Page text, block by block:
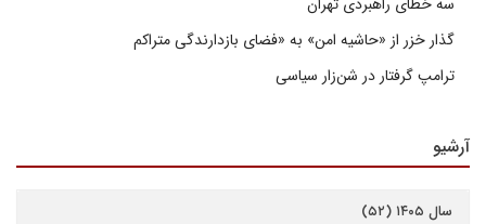
گذار خزر از «حاشیه امن» به «فضای بازدارندگی متراکم
ترامپ گرفتار در شن‌زار سیاسی
آرشیو
سال ۱۴۰۵ (۵۲)